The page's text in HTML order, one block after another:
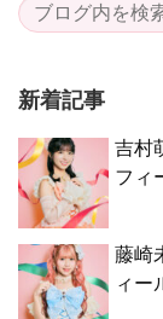
新着記事
吉村
フィ
藤崎
ィー